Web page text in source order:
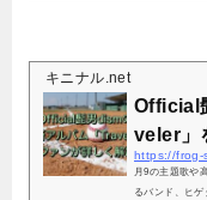
初ということ
キニナル.net
Official
veler」
https://frog-
月9の主題歌や
るバンド、ヒ